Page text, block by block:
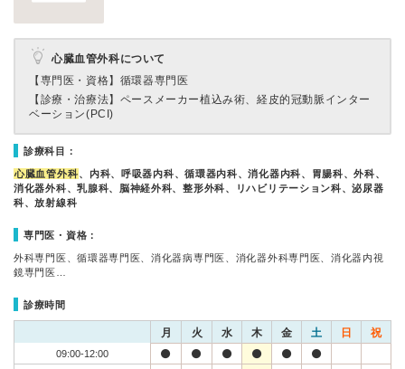
心臓血管外科について
【専門医・資格】 循環器専門医
【診療・治療法】 ペースメーカー植込み術、経皮的冠動脈インター
ベーション(PCI)
診療科目：
心臓血管外科、内科、呼吸器内科、循環器内科、消化器内科、胃腸科、外科、
消化器外科、乳腺科、脳神経外科、整形外科、リハビリテーション科、泌尿器
科、放射線科
専門医・資格：
外科専門医、循環器専門医、消化器病専門医、消化器外科専門医、消化器内視
鏡専門医…
診療時間
月 火 水 木 金 土 日 祝
09:00-12:00